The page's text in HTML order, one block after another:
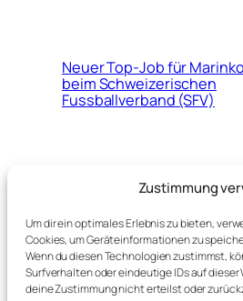
Zustimmung
Um dir ein optimales Erlebnis zu bieten,
Cookies, um Geräteinformationen zu
Wenn du diesen Technologien zustimmst,
Surfverhalten oder eindeutige IDs auf
deine Zustimmung nicht erteilst oder
Neuer Top-Job für
beim Schweizerischen
Fussballverband (SFV)
Ritter, Kokosnüsse ,
Spamalot auf dem
Gaswerksgelände